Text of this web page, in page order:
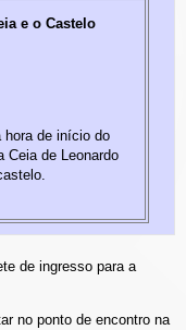
e o Castelo
hora de início do
Ceia de Leonardo
de ingresso para a
no ponto de encontro na